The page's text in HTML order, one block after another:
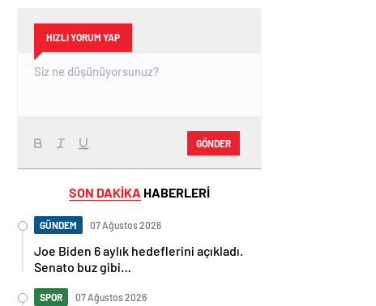
HIZLI YORUM YAP
GÖNDER
SON DAKİKA HABERLERİ
GÜNDEM 07 Ağustos 2026
Joe Biden 6 aylık hedeflerini açıkladı.
Senato buz gibi…
SPOR 07 Ağustos 2026